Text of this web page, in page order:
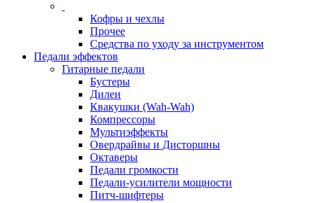
Кофры и чехлы
Прочее
Средства по уходу за инструментом
Педали эффектов
Гитарные педали
Бустеры
Дилеи
Квакушки (Wah-Wah)
Компрессоры
Мультиэффекты
Овердрайвы и Дисторшны
Октаверы
Педали громкости
Педали-усилители мощности
Питч-шифтеры